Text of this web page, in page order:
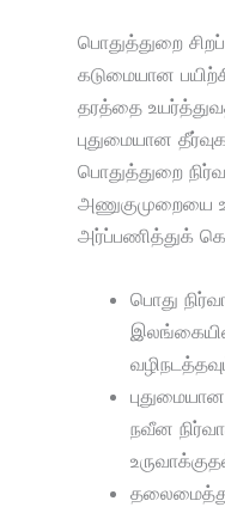
பொதுத்துறை
கடுமையான
தரத்தை
புதுமையான
பொதுத்துறை
அணுகுமுறையை
அர்ப்பணித்துக்
பொது
நவீன